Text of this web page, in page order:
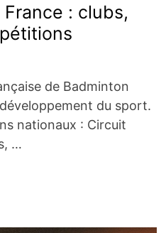
: clubs,
de Badminton
du sport.
nationaux : Circuit
…